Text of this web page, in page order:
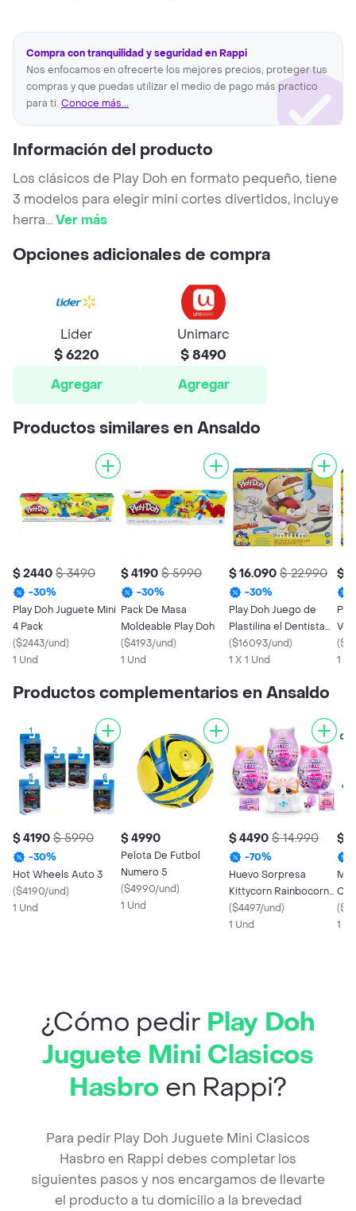
Compra con tranquilidad y seguridad en Rappi
Nos enfocamos en ofrecerte los mejores precios, proteger tus
compras y que puedas utilizar el medio de pago más practico
para ti. Conoce más...
Información del producto
Los clásicos de Play Doh en formato pequeño, tiene
3 modelos para elegir mini cortes divertidos, incluye
herra...Ver más
Opciones adicionales de compra
Lider
$ 6220
Agregar
Unimarc
$ 8490
Agregar
Productos similares en Ansaldo
$ 2440 $ 3490
-30%
Play Doh Juguete Mini
4 Pack
($2443/und)
1 Und
$ 4190 $ 5990
-30%
Pack De Masa
Moldeable Play Doh
($4193/und)
1 Und
$ 16.090 $ 22.990
-30%
Play Doh Juego de
Plastilina el Dentista
Bromista
($16093/und)
1 X 1 Und
$
Play
(
1 x
Productos complementarios en Ansaldo
$ 4190 $ 5990
-30%
Hot Wheels Auto 3
($4190/und)
1 Und
$ 4990
Pelota De Futbol
Numero 5
($4990/und)
1 Und
$ 4490 $ 14.990
-70%
Huevo Sorpresa
Kittycorn Rainbocorns
De Zuru
($4497/und)
1 Und
$
(
1
¿Cómo pedir Play Doh
Juguete Mini Clasicos
Hasbro en Rappi?
Para pedir Play Doh Juguete Mini Clasicos
Hasbro en Rappi debes completar los
siguientes pasos y nos encargamos de llevarte
el producto a tu domicilio a la brevedad